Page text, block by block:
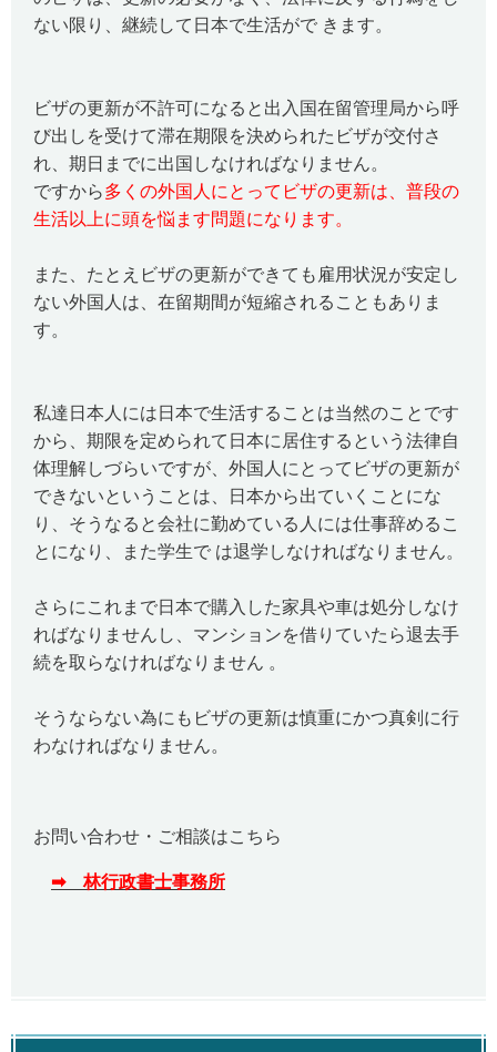
ない限り、継続して日本で生活がで きます。
ビザの更新が不許可になると出入国在留管理局から呼
び出しを受けて滞在期限を決められたビザが交付さ
れ、期日までに出国しなければなりません。
ですから多くの外国人にとってビザの更新は、普段の
生活以上に頭を悩ます問題になります。
また、たとえビザの更新ができても雇用状況が安定し
ない外国人は、在留期間が短縮されることもありま
す。
私達日本人には日本で生活することは当然のことです
から、期限を定められて日本に居住するという法律自
体理解しづらいですが、外国人にとってビザの更新が
できないということは、日本から出ていくことにな
り、そうなると会社に勤めている人には仕事辞めるこ
とになり、また学生で は退学しなければなりません。
さらにこれまで日本で購入した家具や車は処分しなけ
ればなりませんし、マンションを借りていたら退去手
続を取らなければなりません 。
そうならない為にもビザの更新は慎重にかつ真剣に行
わなければなりません。
お問い合わせ・ご相談はこちら
➡ 林行政書士事務所